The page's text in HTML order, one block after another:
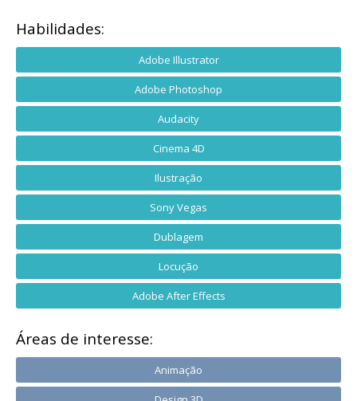
Habilidades:
Adobe Illustrator
Adobe Photoshop
Audacity
Cinema 4D
Ilustração
Sony Vegas
Dublagem
Locução
Adobe After Effects
Áreas de interesse:
Animação